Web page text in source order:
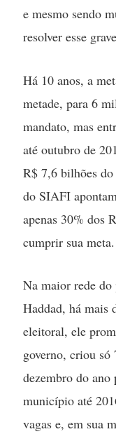
e mesmo sendo
resolver esse
Há 10 anos, a
metade, para 6
mandato, mas
até outubro de
R$ 7,6 bilhões
do SIAFI
apenas 30% dos
cumprir sua meta.
Na maior rede do
Haddad, há mais
eleitoral, ele
governo, criou
dezembro do ano
município até
vagas e, em sua